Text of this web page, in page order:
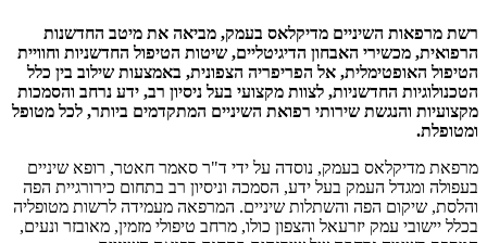
רשת מרפאות השיניים מדיקלאס בעמק, מביאה את מיטב החדשנות
הרפואית, מכשירי האבחון הדיגיטליים, שיטות הטיפול החדשניות וחוויית
הטיפול האופטימלית, אל הפריפריה הצפונית, באמצעות שילוב בין כלל
הטכנולוגיות החדשניות, לצוות מקצועי בעל ניסיון רב, ידע נרחב והסמכות
מקצועיות והנגשת שירותי רפואת השיניים המתקדמים ביותר, לכל מטופל
ומטופלת.
מרפאת מדיקלאס בעמק, נוסדה על ידי ד"ר סאמר חאטר, רופא שיניים
בעפולה ומגדל העמק בעל ידע, הסמכה וניסיון רב בתחום כירורגיית הפה
והלסת, שיקום הפה והשתלות שיניים. המרפאה מעמידה לרשות מטופליה
בכלל יישובי עמק יזרעאל והצפון כולו, מרחב טיפולי מזמין, מאובזר ונעים,